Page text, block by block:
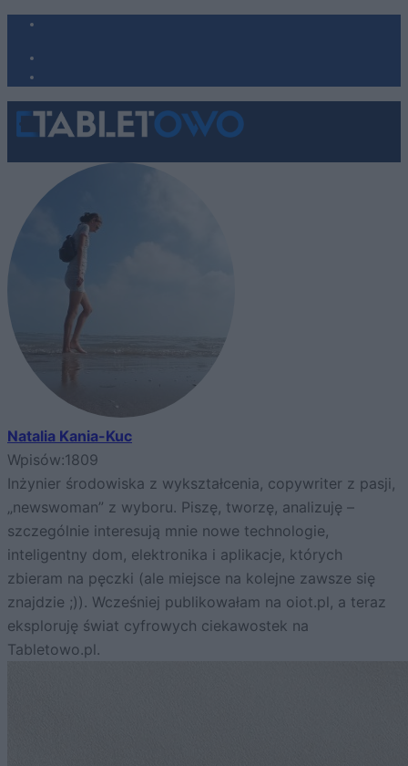
Natalia Kania-Kuc
Wpisów:1809
Inżynier środowiska z wykształcenia, copywriter z pasji,
„newswoman” z wyboru. Piszę, tworzę, analizuję –
szczególnie interesują mnie nowe technologie,
inteligentny dom, elektronika i aplikacje, których
zbieram na pęczki (ale miejsce na kolejne zawsze się
znajdzie ;)). Wcześniej publikowałam na oiot.pl, a teraz
eksploruję świat cyfrowych ciekawostek na
Tabletowo.pl.